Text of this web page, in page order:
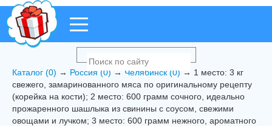
Каталог (0) → Россия (0) → Челябинск (0) → 1 место: 3 кг
свежего, замаринованного мяса по оригинальному рецепту
(корейка на кости); 2 место: 600 грамм сочного, идеально
прожаренного шашлыка из свинины с соусом, свежими
овощами и лучком; 3 место: 600 грамм нежного, ароматного